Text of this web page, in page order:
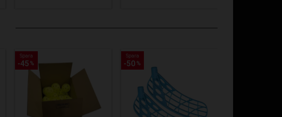
Spara
45 %
Spara
45 %
Spara
50 %
Spara
50 %